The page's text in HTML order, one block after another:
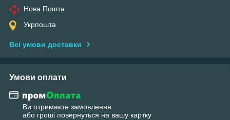
Нова Пошта
Укрпошта
Всі умови доставки
Умови оплати
Ви отримаєте замовлення
або гроші повернуться на вашу картку